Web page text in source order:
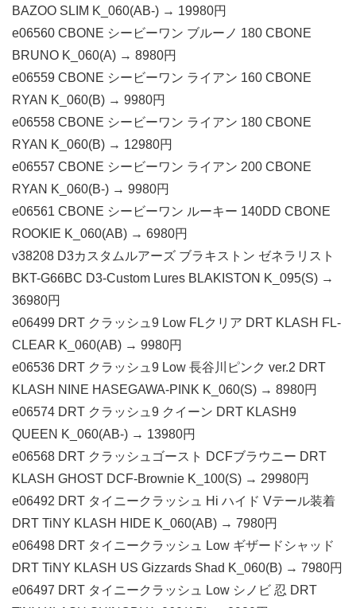
BAZOO SLIM K_060(AB-) → 19980円
e06560 CBONE シービーワン ブルーノ 180 CBONE
BRUNO K_060(A) → 8980円
e06559 CBONE シービーワン ライアン 160 CBONE
RYAN K_060(B) → 9980円
e06558 CBONE シービーワン ライアン 180 CBONE
RYAN K_060(B) → 12980円
e06557 CBONE シービーワン ライアン 200 CBONE
RYAN K_060(B-) → 9980円
e06561 CBONE シービーワン ルーキー 140DD CBONE
ROOKIE K_060(AB) → 6980円
v38208 D3カスタムルアーズ ブラキストン ゼネラリスト
BKT-G66BC D3-Custom Lures BLAKISTON K_095(S) →
36980円
e06499 DRT クラッシュ9 Low FLクリア DRT KLASH FL-
CLEAR K_060(AB) → 9980円
e06536 DRT クラッシュ9 Low 長谷川ピンク ver.2 DRT
KLASH NINE HASEGAWA-PINK K_060(S) → 8980円
e06574 DRT クラッシュ9 クイーン DRT KLASH9
QUEEN K_060(AB-) → 13980円
e06568 DRT クラッシュゴースト DCFブラウニー DRT
KLASH GHOST DCF-Brownie K_100(S) → 29980円
e06492 DRT タイニークラッシュ Hi ハイド Vテール装着
DRT TiNY KLASH HIDE K_060(AB) → 7980円
e06498 DRT タイニークラッシュ Low ギザードシャッド
DRT TiNY KLASH US Gizzards Shad K_060(B) → 7980円
e06497 DRT タイニークラッシュ Low シノビ 忍 DRT